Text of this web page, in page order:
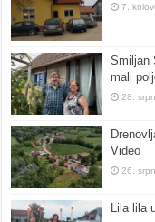
7.
Smiljan
mali
28.
Video
26.
Lila lila